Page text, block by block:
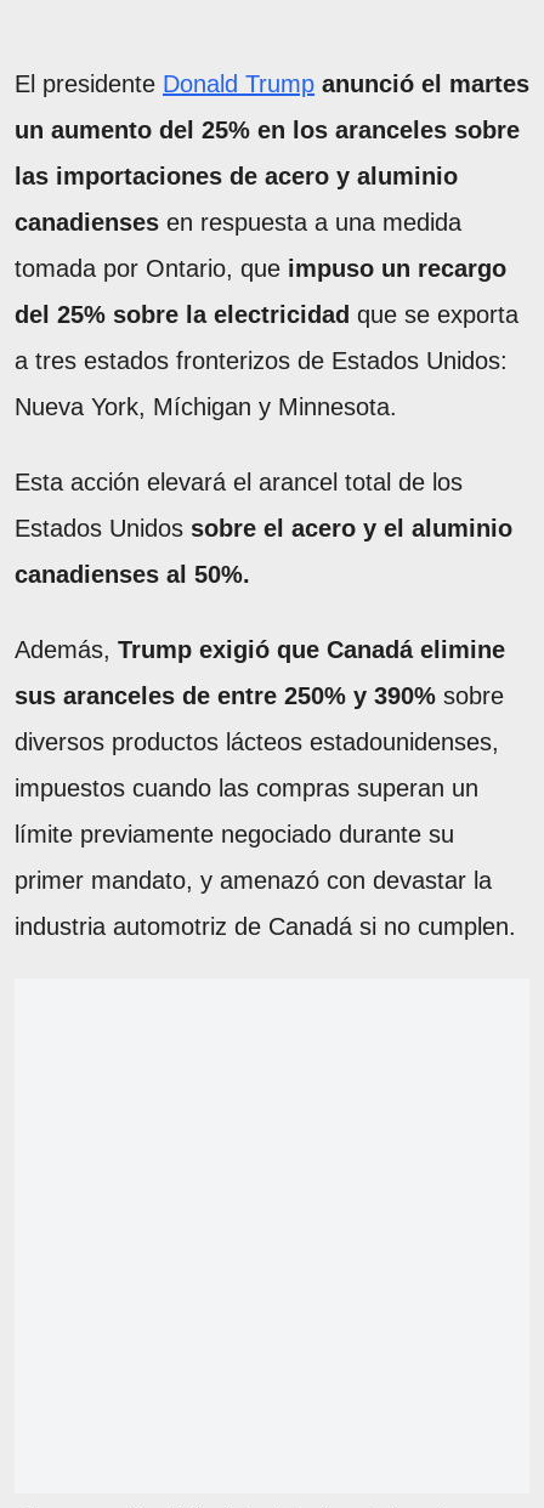
El presidente Donald Trump anunció el martes
un aumento del 25% en los aranceles sobre
las importaciones de acero y aluminio
canadienses en respuesta a una medida
tomada por Ontario, que impuso un recargo
del 25% sobre la electricidad que se exporta
a tres estados fronterizos de Estados Unidos:
Nueva York, Míchigan y Minnesota.
Esta acción elevará el arancel total de los
Estados Unidos sobre el acero y el aluminio
canadienses al 50%.
Además, Trump exigió que Canadá elimine
sus aranceles de entre 250% y 390% sobre
diversos productos lácteos estadounidenses,
impuestos cuando las compras superan un
límite previamente negociado durante su
primer mandato, y amenazó con devastar la
industria automotriz de Canadá si no cumplen.